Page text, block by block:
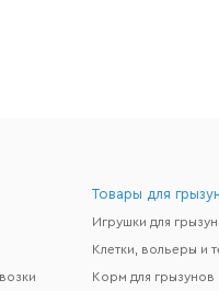
Товары для
Игрушки для
Корм для грызунов